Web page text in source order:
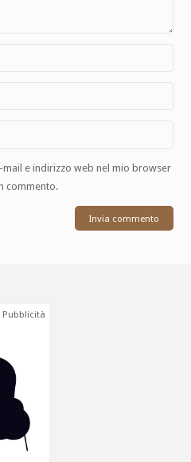
mail e indirizzo web nel mio browser
commento.
Pubblicità